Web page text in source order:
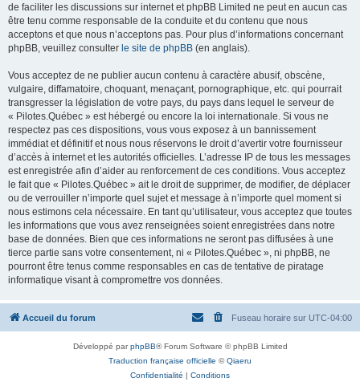
de faciliter les discussions sur internet et phpBB Limited ne peut en aucun cas
être tenu comme responsable de la conduite et du contenu que nous
acceptons et que nous n’acceptons pas. Pour plus d’informations concernant
phpBB, veuillez consulter le site de phpBB (en anglais).
Vous acceptez de ne publier aucun contenu à caractère abusif, obscène,
vulgaire, diffamatoire, choquant, menaçant, pornographique, etc. qui pourrait
transgresser la législation de votre pays, du pays dans lequel le serveur de
« Pilotes.Québec » est hébergé ou encore la loi internationale. Si vous ne
respectez pas ces dispositions, vous vous exposez à un bannissement
immédiat et définitif et nous nous réservons le droit d’avertir votre fournisseur
d’accès à internet et les autorités officielles. L’adresse IP de tous les messages
est enregistrée afin d’aider au renforcement de ces conditions. Vous acceptez
le fait que « Pilotes.Québec » ait le droit de supprimer, de modifier, de déplacer
ou de verrouiller n’importe quel sujet et message à n’importe quel moment si
nous estimons cela nécessaire. En tant qu’utilisateur, vous acceptez que toutes
les informations que vous avez renseignées soient enregistrées dans notre
base de données. Bien que ces informations ne seront pas diffusées à une
tierce partie sans votre consentement, ni « Pilotes.Québec », ni phpBB, ne
pourront être tenus comme responsables en cas de tentative de piratage
informatique visant à compromettre vos données.
Accueil du forum Fuseau horaire sur UTC-04:00
Développé parphpBB® Forum Software © phpBB Limited
Traduction française officielle ©Qiaeru
Confidentialité | Conditions